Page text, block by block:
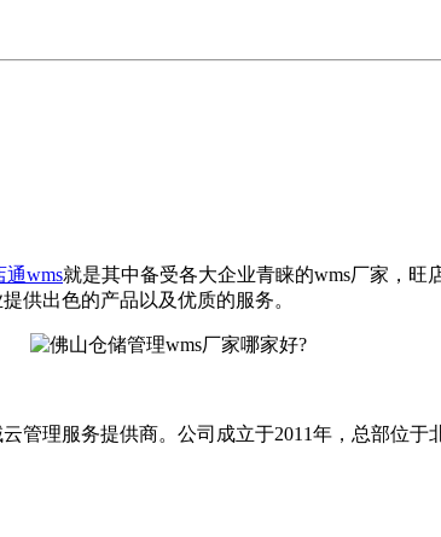
通wms就是其中备受各大企业青睐的wms厂家，旺
供出色的产品以及优质的服务。
理服务提供商。公司成立于2011年，总部位于